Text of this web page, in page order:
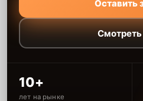
Оставить
10+
лет на рынке